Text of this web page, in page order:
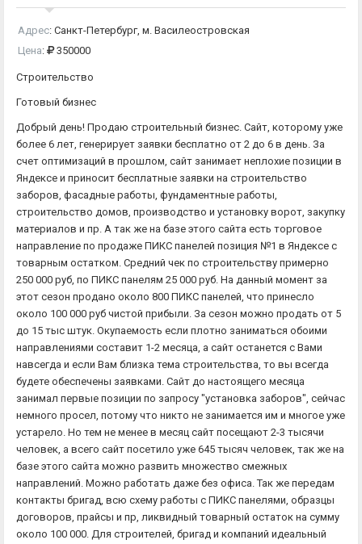
Адрес: Санкт-Петербург, м. Василеостровская
Цена: 350000
Строительство
Готовый бизнес
Добрый день! Продаю строительный бизнес. Сайт, которому уже
более 6 лет, генерирует заявки бесплатно от 2 до 6 в день. За
счет оптимизаций в прошлом, сайт занимает неплохие позиции в
Яндексе и приносит бесплатные заявки на строительство
заборов, фасадные работы, фундаментные работы,
строительство домов, производство и установку ворот, закупку
материалов и пр. А так же на базе этого сайта есть торговое
направление по продаже ПИКС панелей позиция №1 в Яндексе с
товарным остатком. Средний чек по строительству примерно
250 000 руб, по ПИКС панелям 25 000 руб. На данный момент за
этот сезон продано около 800 ПИКС панелей, что принесло
около 100 000 руб чистой прибыли. За сезон можно продать от 5
до 15 тыс штук. Окупаемость если плотно заниматься обоими
направлениями составит 1-2 месяца, а сайт останется с Вами
навсегда и если Вам близка тема строительства, то вы всегда
будете обеспечены заявками. Сайт до настоящего месяца
занимал первые позиции по запросу "установка заборов", сейчас
немного просел, потому что никто не занимается им и многое уже
устарело. Но тем не менее в месяц сайт посещают 2-3 тысячи
человек, а всего сайт посетило уже 645 тысяч человек, так же на
базе этого сайта можно развить множество смежных
направлений. Можно работать даже без офиса. Так же передам
контакты бригад, всю схему работы с ПИКС панелями, образцы
договоров, прайсы и пр, ликвидный товарный остаток на сумму
около 100 000. Для строителей, бригад и компаний идеальный